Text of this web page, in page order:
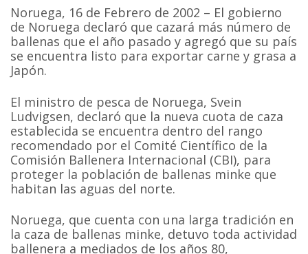
Noruega, 16 de Febrero de 2002 – El gobierno
de Noruega declaró que cazará más número de
ballenas que el año pasado y agregó que su país
se encuentra listo para exportar carne y grasa a
Japón.
El ministro de pesca de Noruega, Svein
Ludvigsen, declaró que la nueva cuota de caza
establecida se encuentra dentro del rango
recomendado por el Comité Científico de la
Comisión Ballenera Internacional (CBI), para
proteger la población de ballenas minke que
habitan las aguas del norte.
Noruega, que cuenta con una larga tradición en
la caza de ballenas minke, detuvo toda actividad
ballenera a mediados de los años 80,